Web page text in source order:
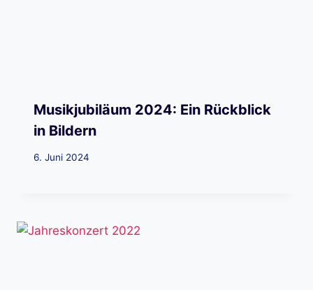
Musikjubiläum 2024: Ein Rückblick
in Bildern
6. Juni 2024